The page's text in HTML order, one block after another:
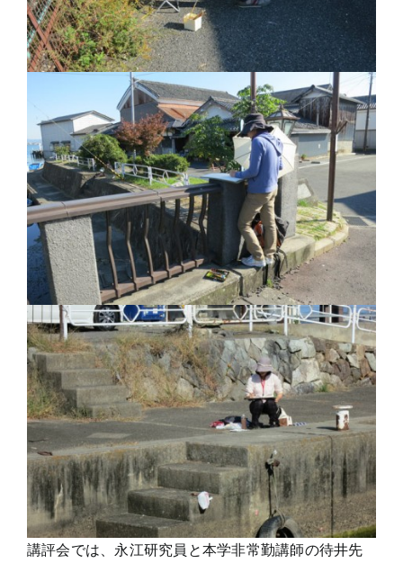
講評会では、永江研究員と本学非常勤講師の待井先